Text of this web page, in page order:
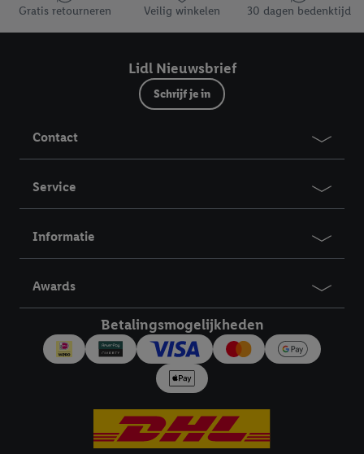
Gratis retourneren Veilig winkelen 30 dagen bedenktijd
Lidl Nieuwsbrief
Schrijf je in
Contact
Service
Informatie
Awards
Betalingsmogelijkheden